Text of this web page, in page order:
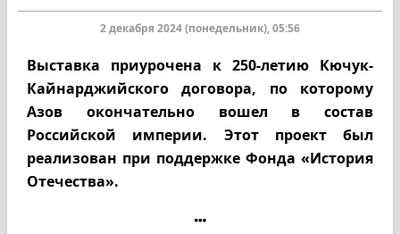
2 декабря 2024 (понедельник), 05:56
Выставка приурочена к 250-летию Кючук-
Кайнарджийского договора, по которому
Азов окончательно вошел в состав
Российской империи. Этот проект был
реализован при поддержке Фонда «История
Отечества».